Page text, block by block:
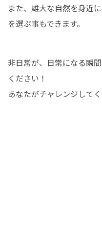
また、雄大な自然を身近
を選ぶ事もできます。
非日常が、日常になる瞬
ください！
あなたがチャレンジして